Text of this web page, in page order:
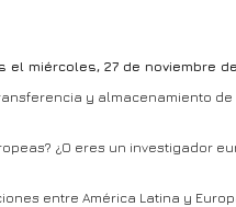
miércoles, 27 de noviembre de
y almacenamiento
¿O eres un investigador
entre América Latina y